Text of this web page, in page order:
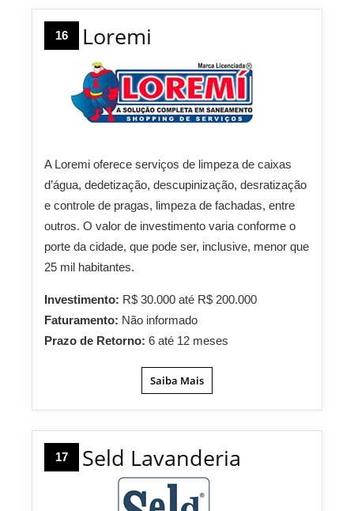
16 Loremi
A Loremi oferece serviços de limpeza de caixas
d’água, dedetização, descupinização, desratização
e controle de pragas, limpeza de fachadas, entre
outros. O valor de investimento varia conforme o
porte da cidade, que pode ser, inclusive, menor que
25 mil habitantes.
Investimento: R$ 30.000 até R$ 200.000
Faturamento: Não informado
Prazo de Retorno: 6 até 12 meses
Saiba Mais
17 Seld Lavanderia